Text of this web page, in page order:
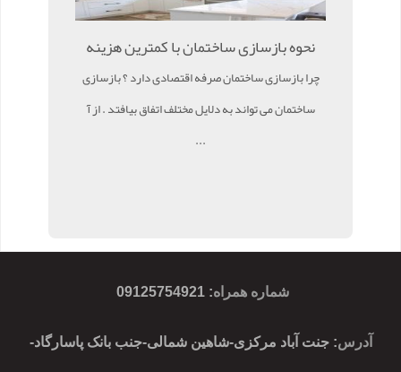
نحوه بازسازی ساختمان با کمترین هزینه
چرا بازسازی ساختمان صرفه اقتصادی دارد ؟ بازسازی
ساختمان می تواند به دلایل مختلف اتفاق بیافتد . از آ
...
شماره همراه:
09125754921
آدرس: جنت آباد مرکزی-شاهین شمالی-جنب بانک پاسارگاد-